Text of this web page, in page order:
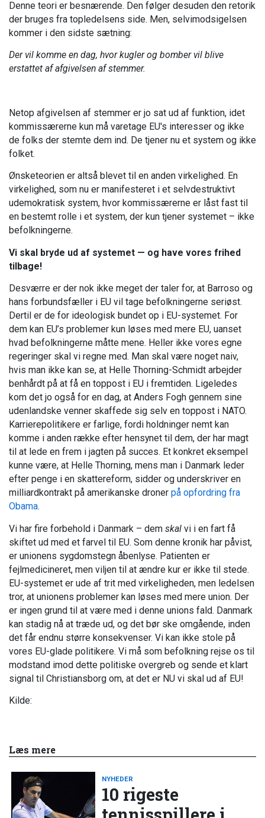
Denne teori er besnærende. Den følger desuden den retorik
der bruges fra topledelsens side. Men, selvimodsigelsen
kommer i den sidste sætning:
Der vil komme en dag, hvor kugler og bomber vil blive
erstattet af afgivelsen af stemmer.
Netop afgivelsen af stemmer er jo sat ud af funktion, idet
kommissærerne kun må varetage EU's interesser og ikke
de folks der stemte dem ind. De tjener nu et system og ikke
folket.
Ønsketeorien er altså blevet til en anden virkelighed. En
virkelighed, som nu er manifesteret i et selvdestruktivt
udemokratisk system, hvor kommissærerne er låst fast til
en bestemt rolle i et system, der kun tjener systemet – ikke
befolkningerne.
Vi skal bryde ud af systemet — og have vores frihed
tilbage!
Desværre er der nok ikke meget der taler for, at Barroso og
hans forbundsfæller i EU vil tage befolkningerne seriøst.
Dertil er de for ideologisk bundet op i EU-systemet. For
dem kan EU’s problemer kun løses med mere EU, uanset
hvad befolkningerne måtte mene. Heller ikke vores egne
regeringer skal vi regne med. Man skal være noget naiv,
hvis man ikke kan se, at Helle Thorning-Schmidt arbejder
benhårdt på at få en toppost i EU i fremtiden. Ligeledes
kom det jo også for en dag, at Anders Fogh gennem sine
udenlandske venner skaffede sig selv en toppost i NATO.
Karrierepolitikere er farlige, fordi holdninger nemt kan
komme i anden række efter hensynet til dem, der har magt
til at lede en frem i jagten på succes. Et konkret eksempel
kunne være, at Helle Thorning, mens man i Danmark leder
efter penge i en skattereform, sidder og underskriver en
milliardkontrakt på amerikanske droner på opfordring fra
Obama.
Vi har fire forbehold i Danmark – dem skal vi i en fart få
skiftet ud med et farvel til EU. Som denne kronik har påvist,
er unionens sygdomstegn åbenlyse. Patienten er
fejlmedicineret, men viljen til at ændre kur er ikke til stede.
EU-systemet er ude af trit med virkeligheden, men ledelsen
tror, at unionens problemer kan løses med mere union. Der
er ingen grund til at være med i denne unions fald. Danmark
kan stadig nå at træde ud, og det bør ske omgående, inden
det får endnu større konsekvenser. Vi kan ikke stole på
vores EU-glade politikere. Vi må som befolkning rejse os til
modstand imod dette politiske overgreb og sende et klart
signal til Christiansborg om, at det er NU vi skal ud af EU!
Kilde:
Læs mere
NYHEDER
10 rigeste